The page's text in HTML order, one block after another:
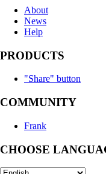
About
News
Help
PRODUCTS
"Share" button
COMMUNITY
Frank
CHOOSE